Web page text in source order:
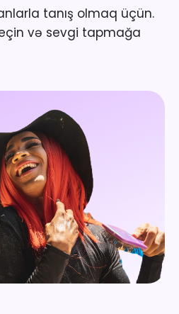
tanış olmaq üçün.
və sevgi tapmağa